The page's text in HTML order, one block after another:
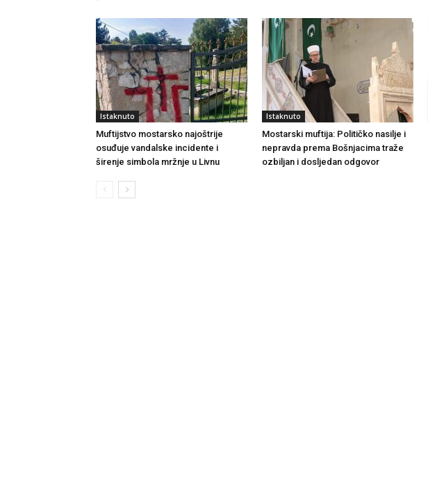
Istaknuto
Muftijstvo mostarsko najoštrije
osuđuje vandalske incidente i
širenje simbola mržnje u Livnu
Istaknuto
Mostarski muftija: Političko nasilje i
nepravda prema Bošnjacima traže
ozbiljan i dosljedan odgovor